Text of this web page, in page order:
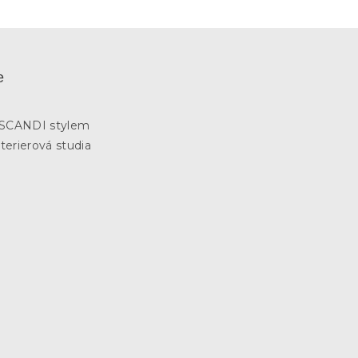
stylem
studia